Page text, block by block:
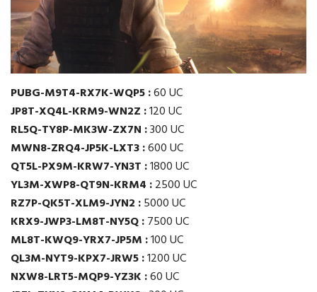
PUBG-M9T4-RX7K-WQP5 :60 UC
JP8T-XQ4L-KRM9-WN2Z :120 UC
RL5Q-TY8P-MK3W-ZX7N :300 UC
MWN8-ZRQ4-JP5K-LXT3 :600 UC
QT5L-PX9M-KRW7-YN3T :1800 UC
YL3M-XWP8-QT9N-KRM4 :2500 UC
RZ7P-QK5T-XLM9-JYN2 :5000 UC
KRX9-JWP3-LM8T-NY5Q :7500 UC
ML8T-KWQ9-YRX7-JP5M :100 UC
QL3M-NYT9-KPX7-JRW5 :1200 UC
NXW8-LRT5-MQP9-YZ3K :60 UC